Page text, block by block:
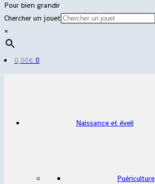
Pour bien grandir
Chercher un jouet
×
0,00€ 0
Naissance et éveil
Puériculture